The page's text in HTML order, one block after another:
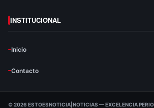
INSTITUCIONAL
Inicio
Contacto
© 2026 ESTOESNOTICIA|NOTICIAS — EXCELENCIA